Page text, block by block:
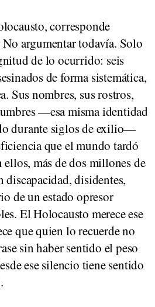
corresponde
No argumentar todavía. Solo
de lo ocurrido: seis
de forma sistemática,
Sus nombres, sus rostros,
—esa misma identidad
durante siglos de exilio—
que el mundo tardó
más de dos millones de
discapacidad, disidentes,
de un estado opresor
El Holocausto merece ese
que quien lo recuerde no
sin haber sentido el peso
ese silencio tiene sentido